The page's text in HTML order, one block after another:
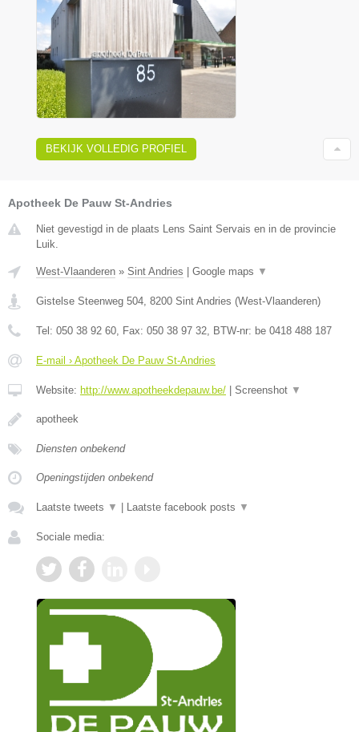
BEKIJK VOLLEDIG PROFIEL
Apotheek De Pauw St-Andries
Niet gevestigd in de plaats Lens Saint Servais en in de provincie
Luik.
West-Vlaanderen » Sint Andries | Google maps ▼
Gistelse Steenweg 504 8200 Sint Andries (West-Vlaanderen)
Tel: 050 38 92 60 , Fax: 050 38 97 32 , BTW-nr: be 0418 488 187
E-mail › Apotheek De Pauw St-Andries
Website: http://www.apotheekdepauw.be/ | Screenshot ▼
apotheek
Diensten onbekend
Openingstijden onbekend
Laatste tweets ▼ | Laatste facebook posts ▼
Sociale media: